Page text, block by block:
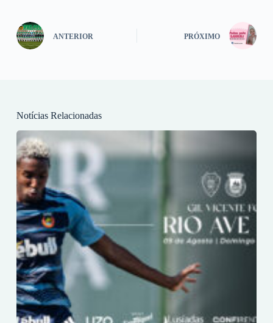
ANTERIOR PRÓXIMO
Notícias Relacionadas